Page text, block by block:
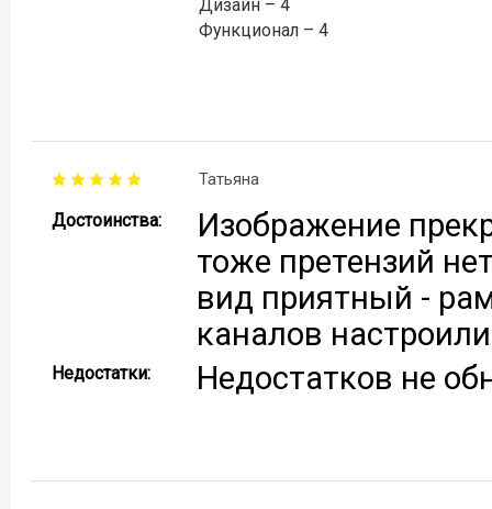
Дизайн – 4
Функционал – 4
Татьяна
Достоинства:
Изображение
тоже претензий
вид приятный -
каналов
Недостатки: Недостатков не